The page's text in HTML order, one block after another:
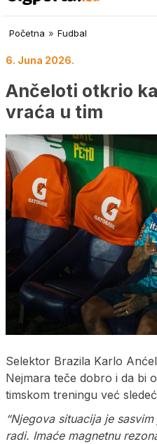
Početna » Fudbal
6. Juna 2026.
Ančeloti otkrio
vraća u tim
Selektor Brazila Karlo
Nejmara teče dobro i da bi
timskom treningu već
“Njegova situacija je
radi. Imaće magnetnu